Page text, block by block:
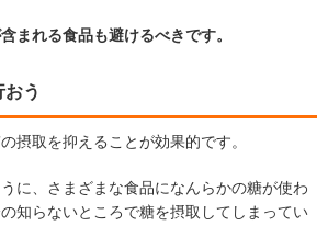
まれる食品も避けるべきです。
う
摂取を抑えることが効果的です。
に、さまざまな食品になんらかの糖が使わ
知らないところで糖を摂取してしまってい